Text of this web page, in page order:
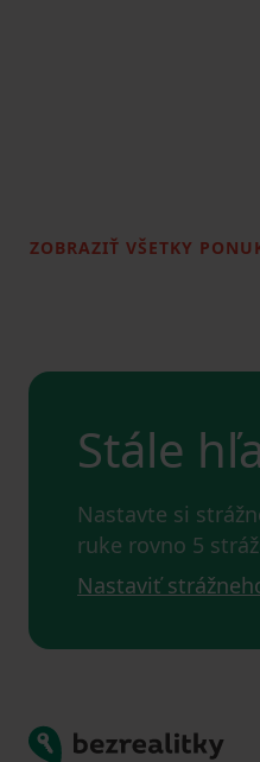
ZOBRAZIŤ VŠETKY
Stále
Nastavte si
ruke rovno 5
Nastaviť
Bezrealitky